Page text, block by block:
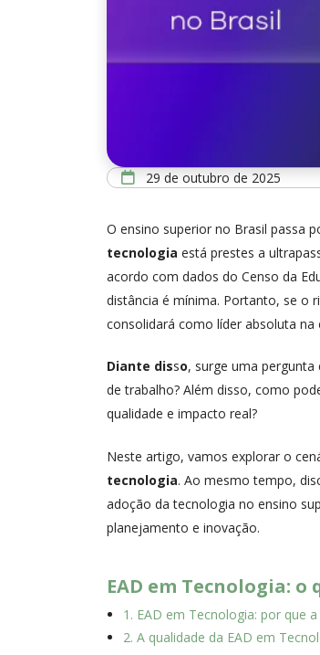
29 de outubro de 2025
O ensino superior no Brasil passa
tecnologia está prestes a
acordo com dados do Censo da
distância é mínima. Portanto, se o
consolidará como líder absoluta na
Diante disso, surge uma
de trabalho? Além disso, como
qualidade e impacto real?
Neste artigo, vamos explorar o
tecnologia. Ao mesmo tempo,
adoção da tecnologia no ensino
planejamento e inovação.
EAD em Tecnologia:
1. EAD em Tecnologia: por que
2. A qualidade da EAD em